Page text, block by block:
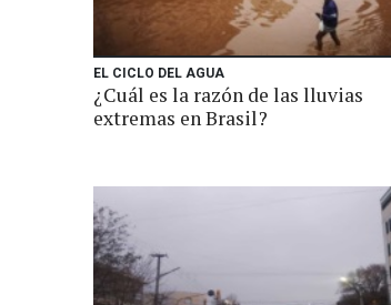
EL CICLO DEL AGUA
¿Cuál es la razón de las lluvias
extremas en Brasil?